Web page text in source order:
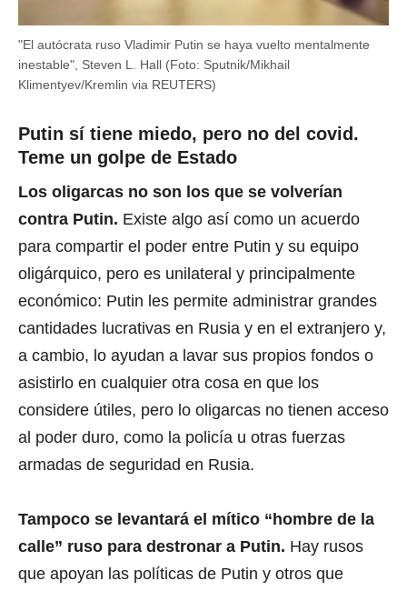
"El autócrata ruso Vladimir Putin se haya vuelto mentalmente
inestable", Steven L. Hall (Foto: Sputnik/Mikhail
Klimentyev/Kremlin via REUTERS)
Putin sí tiene miedo, pero no del covid.
Teme un golpe de Estado
Los oligarcas no son los que se volverían
contra Putin. Existe algo así como un acuerdo
para compartir el poder entre Putin y su equipo
oligárquico, pero es unilateral y principalmente
económico: Putin les permite administrar grandes
cantidades lucrativas en Rusia y en el extranjero y,
a cambio, lo ayudan a lavar sus propios fondos o
asistirlo en cualquier otra cosa en que los
considere útiles, pero lo oligarcas no tienen acceso
al poder duro, como la policía u otras fuerzas
armadas de seguridad en Rusia.
Tampoco se levantará el mítico “hombre de la
calle” ruso para destronar a Putin. Hay rusos
que apoyan las políticas de Putin y otros que